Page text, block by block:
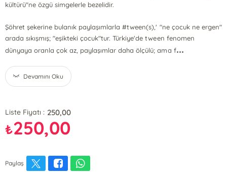
kültürü"ne özgü simgelerle bezelidir.
Şöhret şekerine bulanık paylaşımlarla #tween(s),' "ne çocuk ne ergen"
arada sıkışmış; "eşikteki çocuk"tur. Türkiye'de tween fenomen
dünyaya oranla çok az, paylaşımlar daha ölçülü; ama f...
Devamını Oku
Liste Fiyatı : 250,00
₺250,00
Paylaş